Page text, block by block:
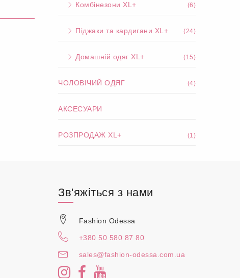
Комбінезони XL+ (6)
Піджаки та кардигани XL+ (24)
Домашній одяг XL+ (15)
ЧОЛОВІЧИЙ ОДЯГ (4)
АКСЕСУАРИ
РОЗПРОДАЖ XL+ (1)
Зв'яжіться з нами
Fashion Odessa
+380 50 580 87 80
sales@fashion-odessa.com.ua